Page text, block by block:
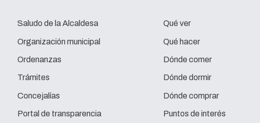
Saludo de la Alcaldesa
Organización municipal
Ordenanzas
Trámites
Concejalías
Portal de transparencia
Qué ver
Qué hacer
Dónde comer
Dónde dormir
Dónde comprar
Puntos de interés